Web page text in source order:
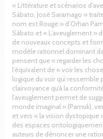
« Littérature et scénarios
Sábato, José Saramago »
nom est Rouge » d’Orhan
Sábato et « L’aveuglement »
de nouveaux concepts et
modèle rationnel dominant
pensent que « regarder les
l’équivalent de « voir les
logique du voir qui ressemble
clairvoyance qu’à la
l’aveuglement permet de
monde imaginal » (Pamuk),
et vers « la vision dystopique
des espaces
auteurs de dénoncer une